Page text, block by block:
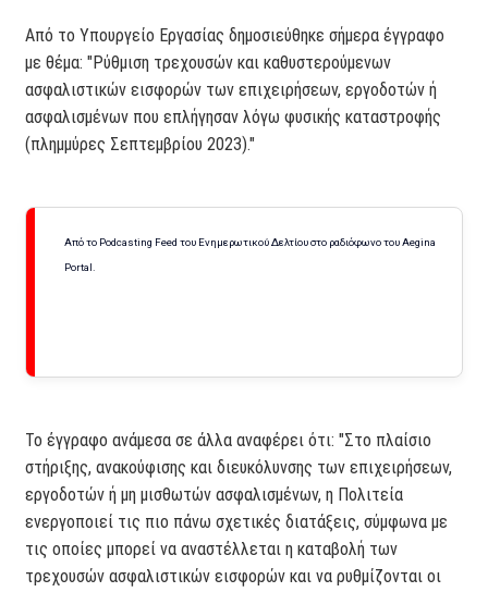
Από το Υπουργείο Εργασίας δημοσιεύθηκε σήμερα έγγραφο
με θέμα: "Ρύθμιση τρεχουσών και καθυστερούμενων
ασφαλιστικών εισφορών των επιχειρήσεων, εργοδοτών ή
ασφαλισμένων που επλήγησαν λόγω φυσικής καταστροφής
(πλημμύρες Σεπτεμβρίου 2023)."
Από το Podcasting Feed του Ενημερωτικού Δελτίου στο ραδιόφωνο του Aegina
Portal.
Το έγγραφο ανάμεσα σε άλλα αναφέρει ότι: "Στο πλαίσιο
στήριξης, ανακούφισης και διευκόλυνσης των επιχειρήσεων,
εργοδοτών ή μη μισθωτών ασφαλισμένων, η Πολιτεία
ενεργοποιεί τις πιο πάνω σχετικές διατάξεις, σύμφωνα με
τις οποίες μπορεί να αναστέλλεται η καταβολή των
τρεχουσών ασφαλιστικών εισφορών και να ρυθμίζονται οι